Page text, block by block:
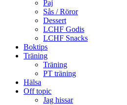
Paj
Sås / Röror
Dessert
LCHF Godis
LCHF Snacks
Boktips
Träning
Träning
PT träning
Hälsa
Off topic
Jag hissar